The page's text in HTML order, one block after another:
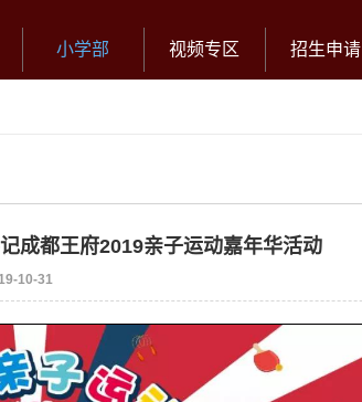
小学部 视频专区 招生申请
成都王府2019亲子运动嘉年华活动
10-31